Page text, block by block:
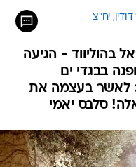
יח"צ
בהוליווד - הגיעה
בבגדי ים
לאשר בעצמה את
סלבס יאמי